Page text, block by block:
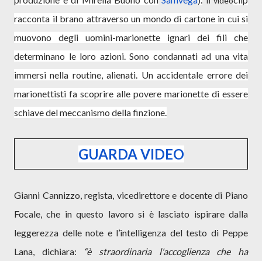
racconta il brano attraverso un mondo di cartone in cui si
muovono degli uomini-marionette ignari dei fili che
determinano le loro azioni. Sono condannati ad una vita
immersi nella routine, alienati. Un accidentale errore dei
marionettisti fa scoprire alle povere marionette di essere
schiave del meccanismo della finzione.
GUARDA VIDEO
Gianni Cannizzo, regista, vicedirettore e docente di Piano
Focale, che in questo lavoro si è lasciato ispirare dalla
leggerezza delle note e l’intelligenza del testo di Peppe
Lana, dichiara: “è straordinaria l'accoglienza che ha